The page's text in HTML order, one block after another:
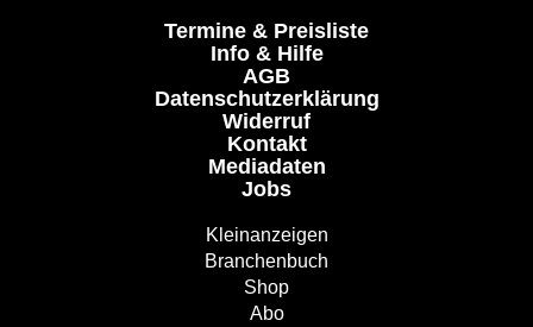
Termine & Preisliste
Info & Hilfe
AGB
Datenschutzerklärung
Widerruf
Kontakt
Mediadaten
Jobs
Kleinanzeigen
Branchenbuch
Shop
Abo